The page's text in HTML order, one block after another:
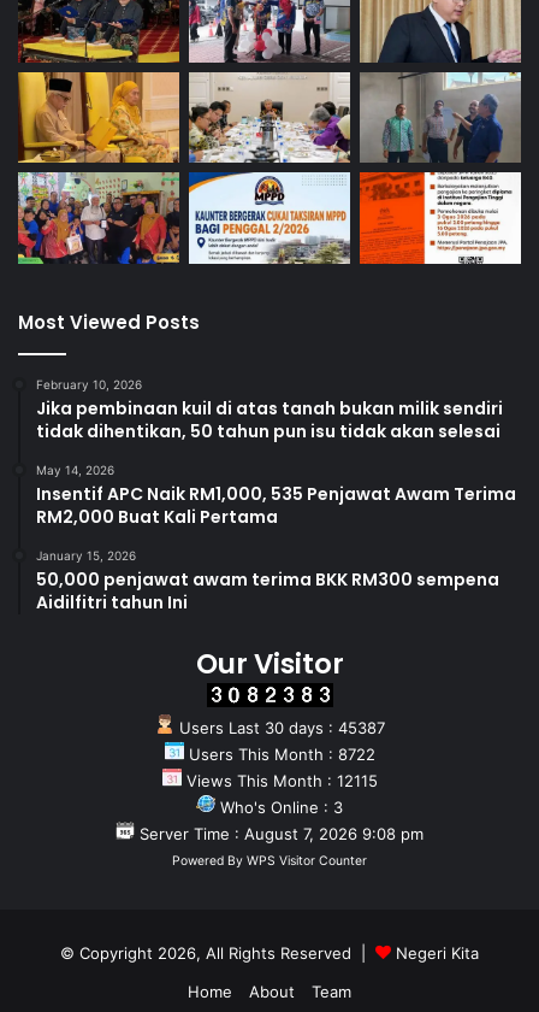
Most Viewed Posts
February 10, 2026
Jika pembinaan kuil di atas tanah bukan milik sendiri
tidak dihentikan, 50 tahun pun isu tidak akan selesai
May 14, 2026
Insentif APC Naik RM1,000, 535 Penjawat Awam Terima
RM2,000 Buat Kali Pertama
January 15, 2026
50,000 penjawat awam terima BKK RM300 sempena
Aidilfitri tahun Ini
Our Visitor
Users Last 30 days : 45387
Users This Month : 8722
Views This Month : 12115
Who's Online : 3
Server Time : August 7, 2026 9:08 pm
Powered By WPS Visitor Counter
© Copyright 2026, All Rights Reserved |
Negeri Kita
Home
About Team